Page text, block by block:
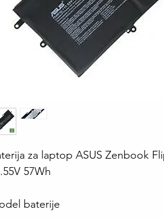
za laptop ASUS Zenbook
57Wh
baterije